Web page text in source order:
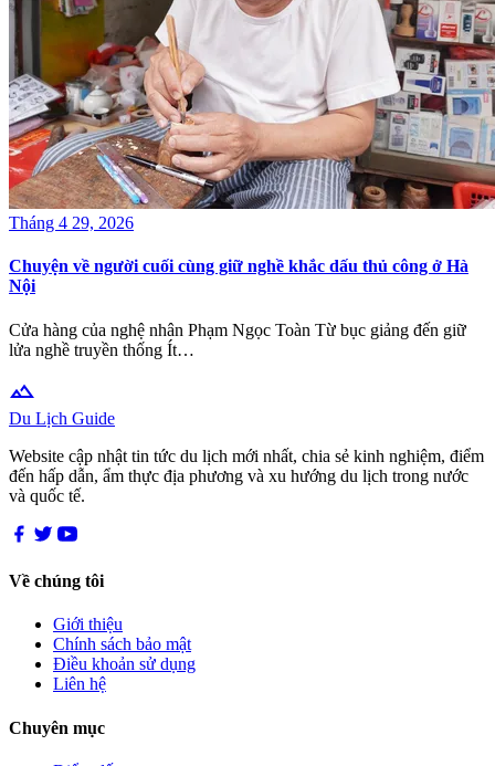
Tháng 4 29, 2026
Chuyện về người cuối cùng giữ nghề khắc dấu thủ công ở Hà
Nội
Cửa hàng của nghệ nhân Phạm Ngọc Toàn Từ bục giảng đến giữ
lửa nghề truyền thống Ít…
terrain
Du Lịch Guide
Website cập nhật tin tức du lịch mới nhất, chia sẻ kinh nghiệm, điểm
đến hấp dẫn, ẩm thực địa phương và xu hướng du lịch trong nước
và quốc tế.
Về chúng tôi
Giới thiệu
Chính sách bảo mật
Điều khoản sử dụng
Liên hệ
Chuyên mục